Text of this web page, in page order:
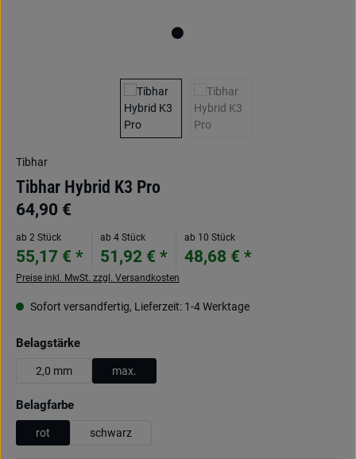
Tibhar
Tibhar Hybrid K3 Pro
64,90 €
ab 2 Stück
55,17 € *
ab 4 Stück
51,92 € *
ab 10 Stück
48,68 € *
Preise inkl. MwSt. zzgl. Versandkosten
Sofort versandfertig, Lieferzeit: 1-4 Werktage
Belagstärkeauswählen
2,0 mm max.
Belagfarbeauswählen
rot schwarz